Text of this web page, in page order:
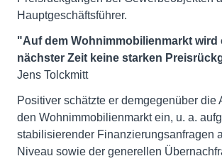
Hauptgeschäftsführer.
"Auf dem Wohnimmobilienmarkt wird
nächster Zeit keine starken
Jens Tolckmitt
Positiver schätzte er demgegenüber die
den Wohnimmobilienmarkt ein, u. a.
stabilisierender Finanzierungsanfragen
Niveau sowie der generellen